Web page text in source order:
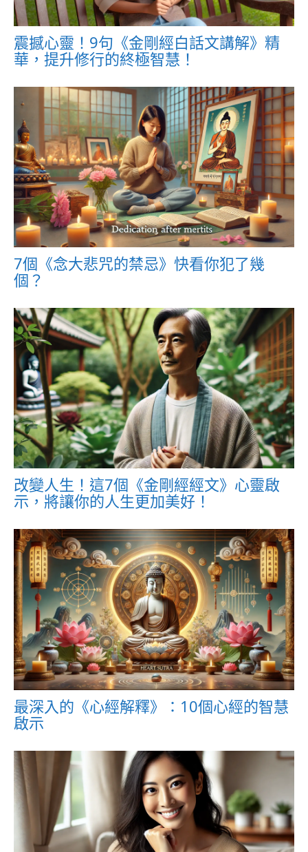
震撼心靈！9句《金剛經白話文講解》精
華，提升修行的終極智慧！
7個《念大悲咒的禁忌》快看你犯了幾
個？
改變人生！這7個《金剛經經文》心靈啟
示，將讓你的人生更加美好！
最深入的《心經解釋》：10個心經的智慧
啟示